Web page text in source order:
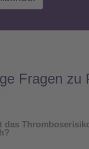
Fragen zu
das